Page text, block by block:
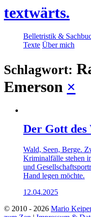
textwärts.
Belletristik &
Texte Über mich
Schlagwort:
Emerson ×
Der Gott des
Wald, Seen, Berge.
Kriminalfälle stehen
und
Hand legen möchte.
12.04.2025
© 2010 - 2026 Mario